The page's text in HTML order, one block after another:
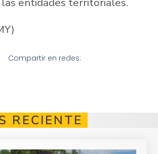
Compartir en redes:
RECIENTE